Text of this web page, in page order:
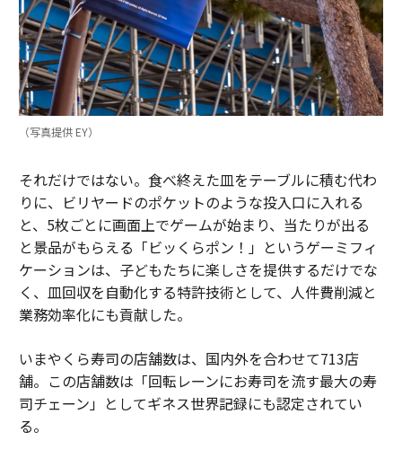
（写真提供 EY）
それだけではない。食べ終えた皿をテーブルに積む代わ
りに、ビリヤードのポケットのような投入口に入れる
と、5枚ごとに画面上でゲームが始まり、当たりが出る
と景品がもらえる「ビッくらポン！」というゲーミフィ
ケーションは、子どもたちに楽しさを提供するだけでな
く、皿回収を自動化する特許技術として、人件費削減と
業務効率化にも貢献した。
いまやくら寿司の店舗数は、国内外を合わせて713店
舗。この店舗数は「回転レーンにお寿司を流す最大の寿
司チェーン」としてギネス世界記録にも認定されてい
る。